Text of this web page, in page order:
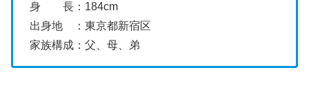
身 長：184cm
出身地 ：東京都新宿区
家族構成：父、母、弟